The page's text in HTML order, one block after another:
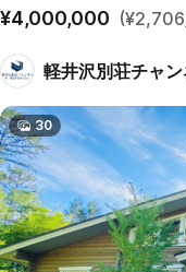
¥4,000,000
軽井沢別荘チャ
30